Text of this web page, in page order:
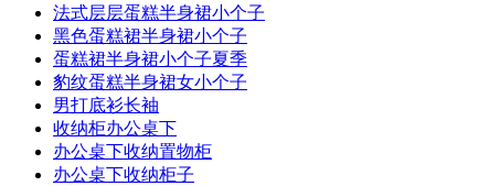
法式层层蛋糕半身裙小个子
黑色蛋糕裙半身裙小个子
蛋糕裙半身裙小个子夏季
豹纹蛋糕半身裙女小个子
男打底衫长袖
收纳柜办公桌下
办公桌下收纳置物柜
办公桌下收纳柜子